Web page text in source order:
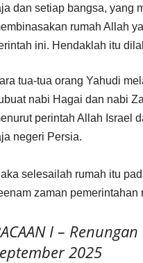
dan setiap bangsa, yang
rumah Allah
ini. Hendaklah itu
tua-tua orang Yahudi
nabi Hagai dan nabi
perintah Allah Israel
negeri Persia.
selesailah rumah itu
zaman pemerintahan
I –
2025